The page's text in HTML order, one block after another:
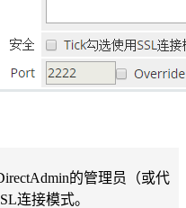
的管理员（或代
连接模式。